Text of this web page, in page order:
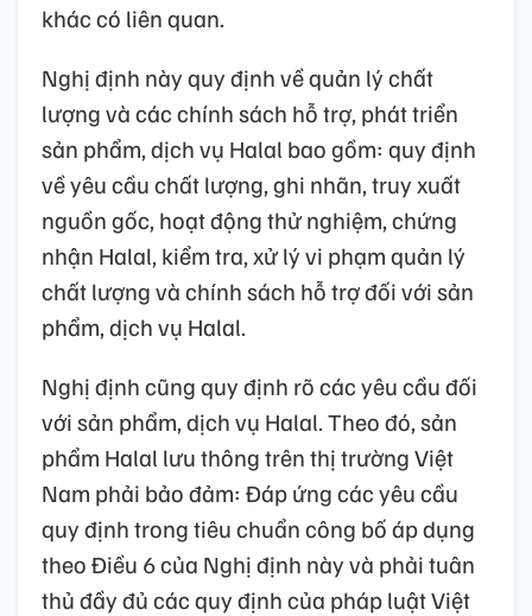
khác có liên quan.
Nghị định này quy định về quản lý chất
lượng và các chính sách hỗ trợ, phát triển
sản phẩm, dịch vụ Halal bao gồm: quy định
về yêu cầu chất lượng, ghi nhãn, truy xuất
nguồn gốc, hoạt động thử nghiệm, chứng
nhận Halal, kiểm tra, xử lý vi phạm quản lý
chất lượng và chính sách hỗ trợ đối với sản
phẩm, dịch vụ Halal.
Nghị định cũng quy định rõ các yêu cầu đối
với sản phẩm, dịch vụ Halal. Theo đó, sản
phẩm Halal lưu thông trên thị trường Việt
Nam phải bảo đảm: Đáp ứng các yêu cầu
quy định trong tiêu chuẩn công bố áp dụng
theo Điều 6 của Nghị định này và phải tuân
thủ đầy đủ các quy định của pháp luật Việt